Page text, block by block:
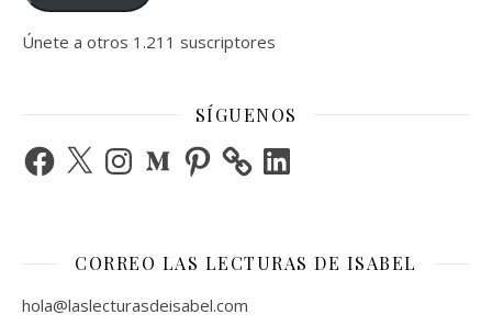
Únete a otros 1.211 suscriptores
SÍGUENOS
Facebook
X InstagramMediumPinterest LinkedIn
CORREO LAS LECTURAS DE ISABEL
hola@laslecturasdeisabel.com